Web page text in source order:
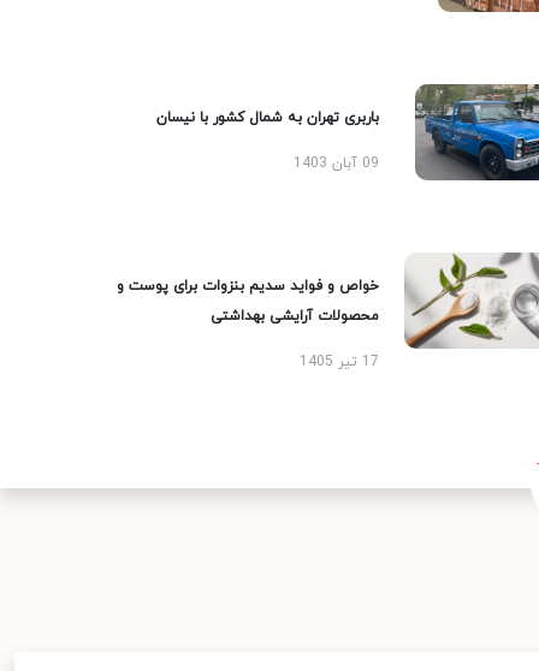
باربری تهران به شمال کشور با نیسان
09 آبان 1403
خواص و فواید سدیم بنزوات برای پوست و
محصولات آرایشی بهداشتی
17 تیر 1405